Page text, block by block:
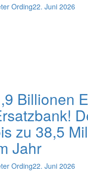
Ording22. Juni 2026
Billionen
zu 38,5
Jahr
Ording22. Juni 2026